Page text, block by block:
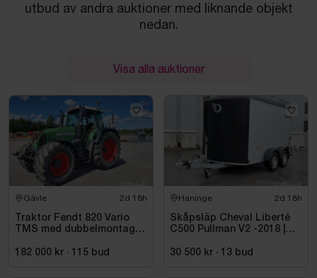
utbud av andra auktioner med liknande objekt
nedan.
Visa alla auktioner
Gävle 2d 18h
Traktor Fendt 820 Vario
TMS med dubbelmontage
182 000 kr · 115 bud
Haninge 2d 18h
Skåpsläp Cheval Liberté
C500 Pullman V2 -2018 |
30 500 kr · 13 bud